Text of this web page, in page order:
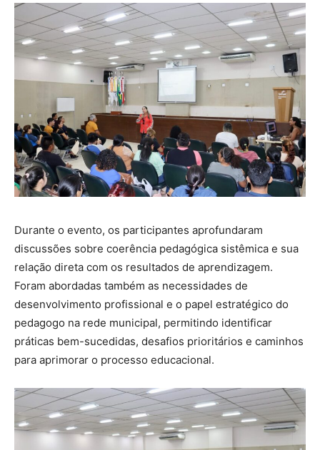
Durante o evento, os participantes aprofundaram
discussões sobre coerência pedagógica sistêmica e sua
relação direta com os resultados de aprendizagem.
Foram abordadas também as necessidades de
desenvolvimento profissional e o papel estratégico do
pedagogo na rede municipal, permitindo identificar
práticas bem-sucedidas, desafios prioritários e caminhos
para aprimorar o processo educacional.